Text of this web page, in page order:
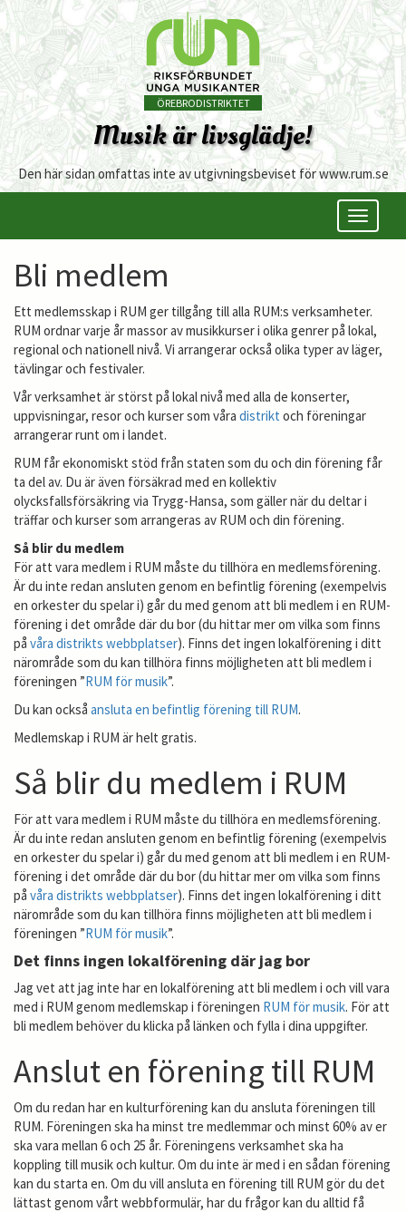
ÖREBRODISTRIKTET
Musik är livsglädje!
Den här sidan omfattas inte av utgivningsbeviset för www.rum.se
Öppna/
meny
Bli medlem
Ett medlemsskap i RUM ger tillgång till alla RUM:s verksamheter.
RUM ordnar varje år massor av musikkurser i olika genrer på lokal,
regional och nationell nivå. Vi arrangerar också olika typer av läger,
tävlingar och festivaler.
Vår verksamhet är störst på lokal nivå med alla de konserter,
uppvisningar, resor och kurser som våra distrikt och föreningar
arrangerar runt om i landet.
RUM får ekonomiskt stöd från staten som du och din förening får
ta del av. Du är även försäkrad med en kollektiv
olycksfallsförsäkring via Trygg-Hansa, som gäller när du deltar i
träffar och kurser som arrangeras av RUM och din förening.
Så blir du medlem
För att vara medlem i RUM måste du tillhöra en medlemsförening.
Är du inte redan ansluten genom en befintlig förening (exempelvis
en orkester du spelar i) går du med genom att bli medlem i en RUM-
förening i det område där du bor (du hittar mer om vilka som finns
på våra distrikts webbplatser). Finns det ingen lokalförening i ditt
närområde som du kan tillhöra finns möjligheten att bli medlem i
föreningen ”RUM för musik”.
Du kan också ansluta en befintlig förening till RUM.
Medlemskap i RUM är helt gratis.
Så blir du medlem i RUM
För att vara medlem i RUM måste du tillhöra en medlemsförening.
Är du inte redan ansluten genom en befintlig förening (exempelvis
en orkester du spelar i) går du med genom att bli medlem i en RUM-
förening i det område där du bor (du hittar mer om vilka som finns
på våra distrikts webbplatser). Finns det ingen lokalförening i ditt
närområde som du kan tillhöra finns möjligheten att bli medlem i
föreningen ”RUM för musik”.
Det finns ingen lokalförening där jag bor
Jag vet att jag inte har en lokalförening att bli medlem i och vill vara
med i RUM genom medlemskap i föreningen RUM för musik. För att
bli medlem behöver du klicka på länken och fylla i dina uppgifter.
Anslut en förening till RUM
Om du redan har en kulturförening kan du ansluta föreningen till
RUM. Föreningen ska ha minst tre medlemmar och minst 60% av er
ska vara mellan 6 och 25 år. Föreningens verksamhet ska ha
koppling till musik och kultur. Om du inte är med i en sådan förening
kan du starta en. Om du vill ansluta en förening till RUM gör du det
lättast genom vårt webbformulär, har du frågor kan du alltid få